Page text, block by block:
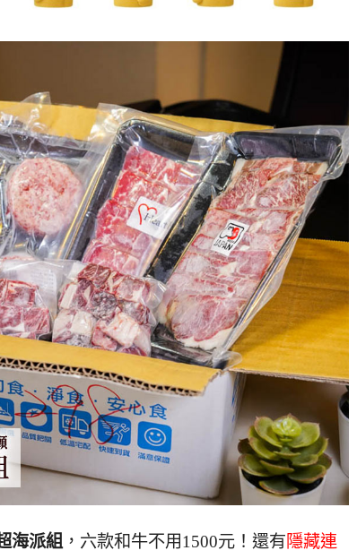
海派組 ，六款和牛不用1500元！還有隱藏連